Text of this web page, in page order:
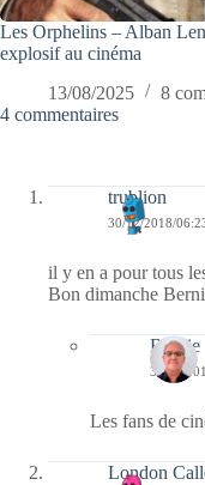
Les Orphelins – Alban
explosif au cinéma
13/08/2025
8
4 commentaires
trublion
30/12/2018/
il y en a pour tous
Bon dimanche
Bernie
30/12/
Les fans de
London